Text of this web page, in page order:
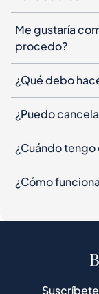
Me gustaría
procedo?
¿Qué debo
¿Puedo
¿Cuándo
¿Cómo